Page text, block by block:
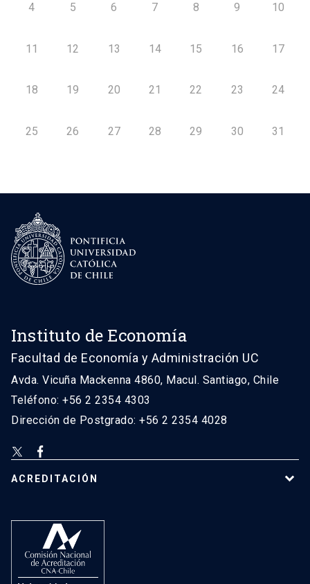
4 5 6 7 8 9 10
11 12 13 14 15 16 17
18 19 20 21 22 23 24
25 26 27 28 29 30 31
Instituto de Economía
Facultad de Economía y Administración UC
Avda. Vicuña Mackenna 4860, Macul. Santiago, Chile
Teléfono: +56 2 2354 4303
Dirección de Postgrado: +56 2 2354 4028
ACREDITACIÓN